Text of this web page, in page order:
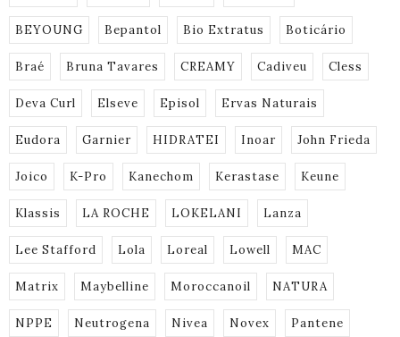
BEYOUNG Bepantol Bio Extratus Boticário
Braé Bruna Tavares CREAMY Cadiveu Cless
Deva Curl Elseve Episol Ervas Naturais
Eudora Garnier HIDRATEI Inoar John Frieda
Joico K-Pro Kanechom Kerastase Keune
Klassis LA ROCHE LOKELANI Lanza
Lee Stafford Lola Loreal Lowell MAC
Matrix Maybelline Moroccanoil NATURA
NPPE Neutrogena Nivea Novex Pantene